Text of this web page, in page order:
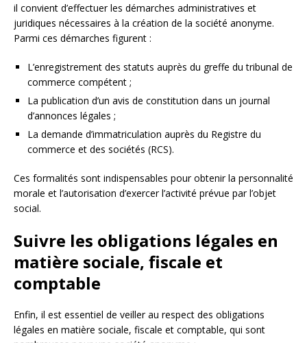
il convient d’effectuer les démarches administratives et
juridiques nécessaires à la création de la société anonyme.
Parmi ces démarches figurent :
L’enregistrement des statuts auprès du greffe du tribunal de
commerce compétent ;
La publication d’un avis de constitution dans un journal
d’annonces légales ;
La demande d’immatriculation auprès du Registre du
commerce et des sociétés (RCS).
Ces formalités sont indispensables pour obtenir la personnalité
morale et l’autorisation d’exercer l’activité prévue par l’objet
social.
Suivre les obligations légales en
matière sociale, fiscale et
comptable
Enfin, il est essentiel de veiller au respect des obligations
légales en matière sociale, fiscale et comptable, qui sont